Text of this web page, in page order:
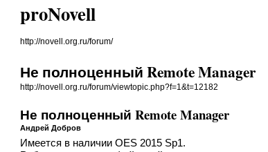
proNovell
http://novell.org.ru/forum/
Не полноценный Remote Manager
http://novell.org.ru/forum/viewtopic.php?f=1&t=12182
Не полноценный Remote Manager
Андрей Добров
Имеется в наличии OES 2015 Sp1.